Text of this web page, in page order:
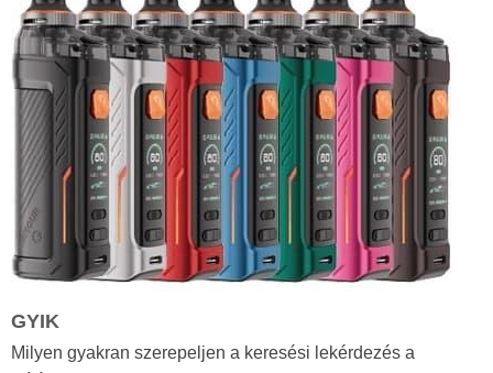
GYIK
Milyen gyakran szerepeljen a keresési lekérdezés a